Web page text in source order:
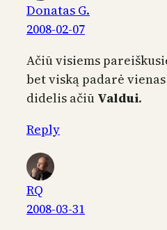
Donatas G.
2008-02-07
Ačiū visiems
bet viską padarė
didelis ačiū Valdui.
Reply
RQ
2008-03-31